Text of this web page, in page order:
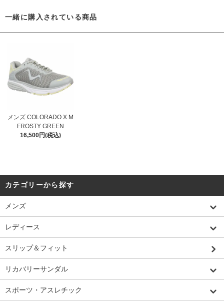
一緒に購入されている商品
メンズ COLORADO X M
FROSTY GREEN
16,500円(税込)
カテゴリーから探す
メンズ
レディース
スリップ＆フィット
リカバリーサンダル
スポーツ・アスレチック